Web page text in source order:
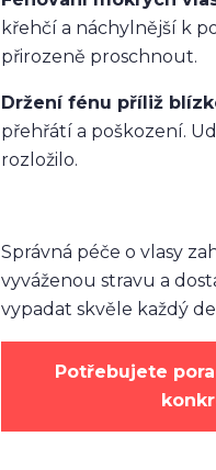
křehčí a náchylnější k
přirozeně proschnout.
Držení fénu příliž
přehřátí a poškození.
rozložilo.
Správná péče o vlasy
vyváženou stravu a
vypadat skvěle každý
Potřebujete